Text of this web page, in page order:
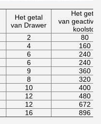
Het getal
van Drawer
Het getal
van
koolstof
2
80
4
160
6
240
6
240
9
360
8
320
10
400
12
480
12
672
16 896